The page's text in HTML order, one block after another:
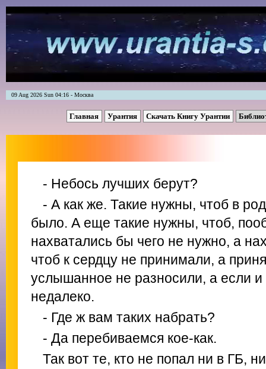
09 Aug 2026 Sun 04:16 - Москва
Главная Урантия Скачать Книгу Урантии
- Небось лучших берут?
- А как же. Такие нужны, чтоб в
было. А еще такие нужны, чтоб,
нахватались бы чего не нужно, а
чтоб к сердцу не принимали, а
услышанное не разносили, а если и
недалеко.
- Где ж вам таких набрать?
- Да перебиваемся кое-как.
Так вот те, кто не попал ни в ГБ,